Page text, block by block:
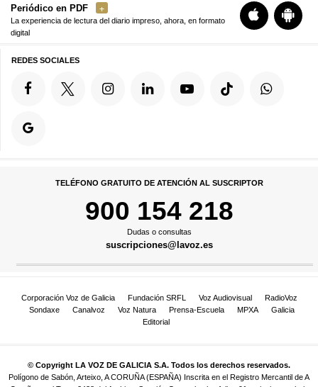
Periódico en PDF
La experiencia de lectura del diario impreso, ahora, en formato
digital
REDES SOCIALES
TELÉFONO GRATUITO DE ATENCIÓN AL SUSCRIPTOR
900 154 218
Dudas o consultas
suscripciones@lavoz.es
Corporación Voz de Galicia Fundación SRFL Voz Audiovisual
RadioVoz
Sondaxe
Canalvoz Voz Natura Prensa-Escuela MPXA
Galicia
Editorial
© Copyright LA VOZ DE GALICIA S.A. Todos los derechos reservados.
Polígono de Sabón, Arteixo, A CORUÑA (ESPAÑA) Inscrita en el Registro Mercantil de A